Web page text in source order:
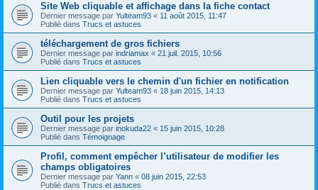
Site Web cliquable et affichage dans la fiche contact
Dernier message par Yulteam93 « 11 août 2015, 11:47
Publié dans Trucs et astuces
téléchargement de gros fichiers
Dernier message par indriamax « 21 juil. 2015, 10:56
Publié dans Trucs et astuces
Lien cliquable vers le chemin d'un fichier en notification
Dernier message par Yulteam93 « 18 juin 2015, 14:13
Publié dans Trucs et astuces
Outil pour les projets
Dernier message par inokuda22 « 15 juin 2015, 10:28
Publié dans Témoignage
Profil, comment empêcher l’utilisateur de modifier les
champs obligatoires
Dernier message par Yann « 08 juin 2015, 22:53
Publié dans Trucs et astuces